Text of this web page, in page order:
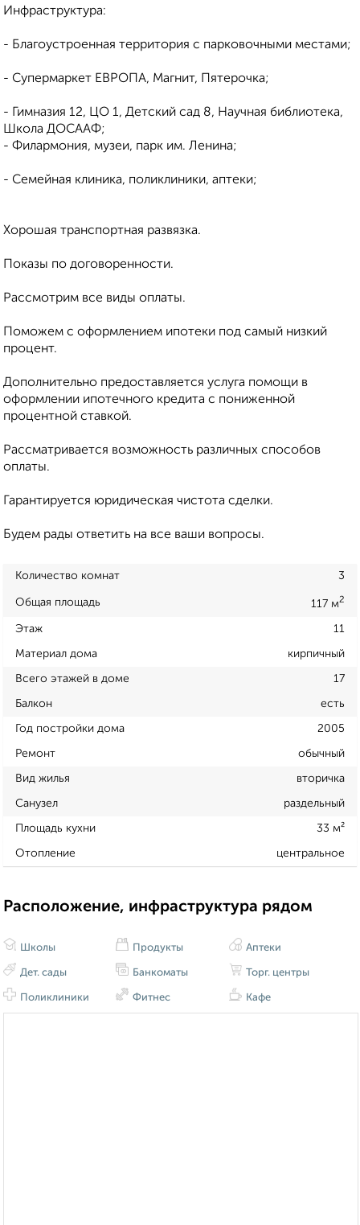
Инфраструктура:
- Благоустроенная территория с парковочными местами;
- Супермаркет ЕВРОПА, Магнит, Пятерочка;
- Гимназия 12, ЦО 1, Детский сад 8, Научная библиотека,
Школа ДОСААФ;
- Филармония, музеи, парк им. Ленина;
- Семейная клиника, поликлиники, аптеки;
Хорошая транспортная развязка.
Показы по договоренности.
Рассмотрим все виды оплаты.
Поможем с оформлением ипотеки под самый низкий
процент.
Дополнительно предоставляется услуга помощи в
оформлении ипотечного кредита с пониженной
процентной ставкой.
Рассматривается возможность различных способов
оплаты.
Гарантируется юридическая чистота сделки.
Будем рады ответить на все ваши вопросы.
Количество комнат 3
Общая площадь 117 м2
Этаж 11
Материал дома кирпичный
Всего этажей в доме 17
Балкон есть
Год постройки дома 2005
Ремонт обычный
Вид жилья вторичка
Санузел раздельный
Площадь кухни 33 м²
Отопление центральное
Расположение, инфраструктура рядом
Школы
Дет. сады
Поликлиники
Продукты
Банкоматы
Фитнес
Аптеки
Торг. центры
Кафе